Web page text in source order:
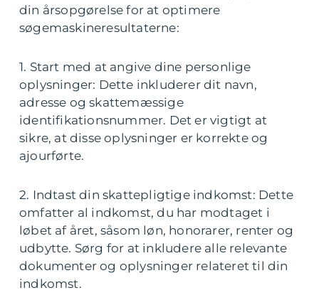
din årsopgørelse for at optimere
søgemaskineresultaterne:
1. Start med at angive dine personlige
oplysninger: Dette inkluderer dit navn,
adresse og skattemæssige
identifikationsnummer. Det er vigtigt at
sikre, at disse oplysninger er korrekte og
ajourførte.
2. Indtast din skattepligtige indkomst: Dette
omfatter al indkomst, du har modtaget i
løbet af året, såsom løn, honorarer, renter og
udbytte. Sørg for at inkludere alle relevante
dokumenter og oplysninger relateret til din
indkomst.